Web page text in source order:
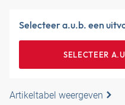
Selecteer a.u.b. een
SELECTEER
Artikeltabel weergeven